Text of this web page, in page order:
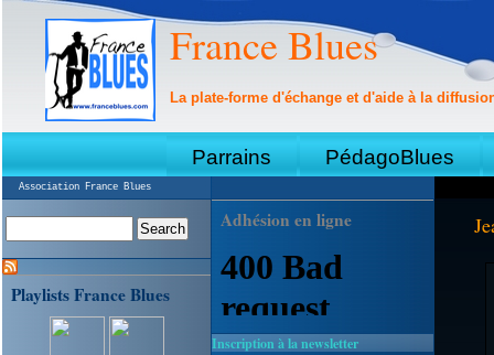
France Blues
La plate-forme d'échange et d'aide à la
Parrains PédagoBlues
Association France Blues
Adhésion en ligne
Inscription à la newsletter
Playlists France Blues